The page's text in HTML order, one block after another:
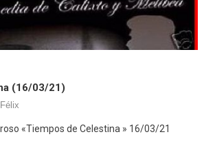
(16/03/21)
Félix
«Tiempos de Celestina » 16/03/21